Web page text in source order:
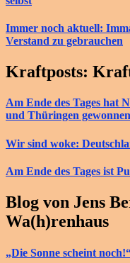
Immer noch aktuell:
Verstand zu gebrauchen
Kraftposts:
Am Ende des Tages hat
und Thüringen
Wir sind woke:
Am Ende des Tages ist
Blog von Jens
Wa(h)renhaus
„Die Sonne scheint